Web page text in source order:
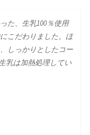
た、生乳100％使用
こだわりました。ほ
しっかりとしたコー
乳は加熱処理してい